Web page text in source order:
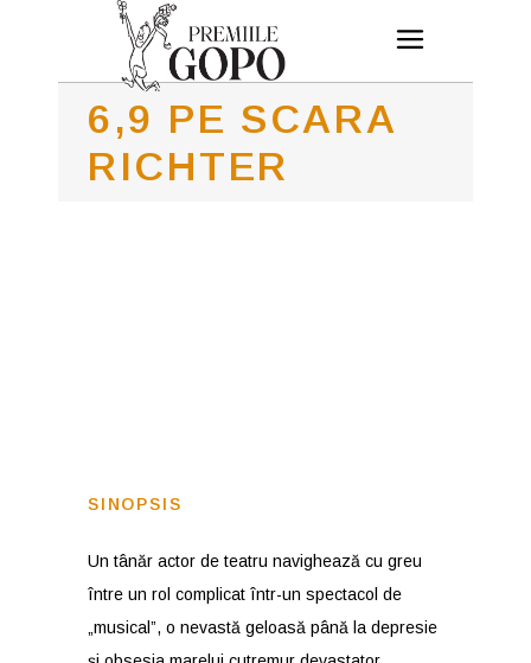
6,9 PE SCARA
RICHTER
SINOPSIS
Un tânăr actor de teatru navighează cu greu
între un rol complicat într-un spectacol de
„musical”, o nevastă geloasă până la depresie